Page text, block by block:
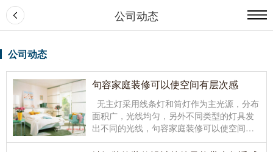
公司动态
公司动态
句容家庭装修可以使空间有层次感
无主灯采用线条灯和筒灯作为主光源，分布
面积广，光线均匀，另外不同类型的灯具发
出不同的光线，句容家庭装修可以使空间有
层次感，起到很好的装饰作用。不同装修风